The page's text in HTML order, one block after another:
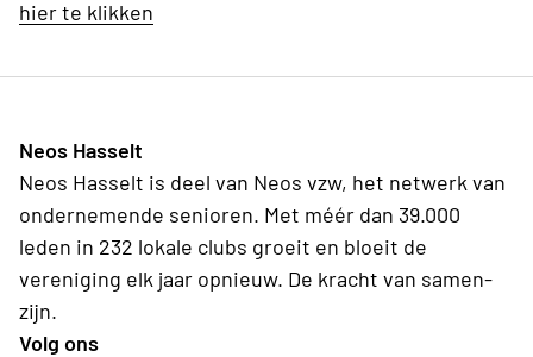
hier te klikken
Neos Hasselt
Neos Hasselt is deel van Neos vzw, het netwerk van
ondernemende senioren. Met méér dan 39.000
leden in 232 lokale clubs groeit en bloeit de
vereniging elk jaar opnieuw. De kracht van samen-
zijn.
Volg ons